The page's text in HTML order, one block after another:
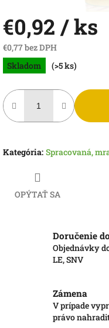
€0,92 / ks
€0,77 bez DPH
Jednotková
cena:
Skladom (>5 ks)
Kategória: Spracovaná,
OPÝTAŤ SA
Doručenie
Objednávky
LE, SNV
Zámena
V prípade
právo